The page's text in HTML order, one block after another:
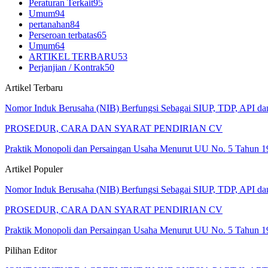
Peraturan Terkait95
Umum94
pertanahan84
Perseroan terbatas65
Umum64
ARTIKEL TERBARU53
Perjanjian / Kontrak50
Artikel Terbaru
Nomor Induk Berusaha (NIB) Berfungsi Sebagai SIUP, TDP, API
PROSEDUR, CARA DAN SYARAT PENDIRIAN CV
Praktik Monopoli dan Persaingan Usaha Menurut UU No. 5 Tahun
Artikel Populer
Nomor Induk Berusaha (NIB) Berfungsi Sebagai SIUP, TDP, API
PROSEDUR, CARA DAN SYARAT PENDIRIAN CV
Praktik Monopoli dan Persaingan Usaha Menurut UU No. 5 Tahun
Pilihan Editor